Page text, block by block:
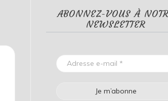
ABONNEZ-VOUS À
NEWSLETTER